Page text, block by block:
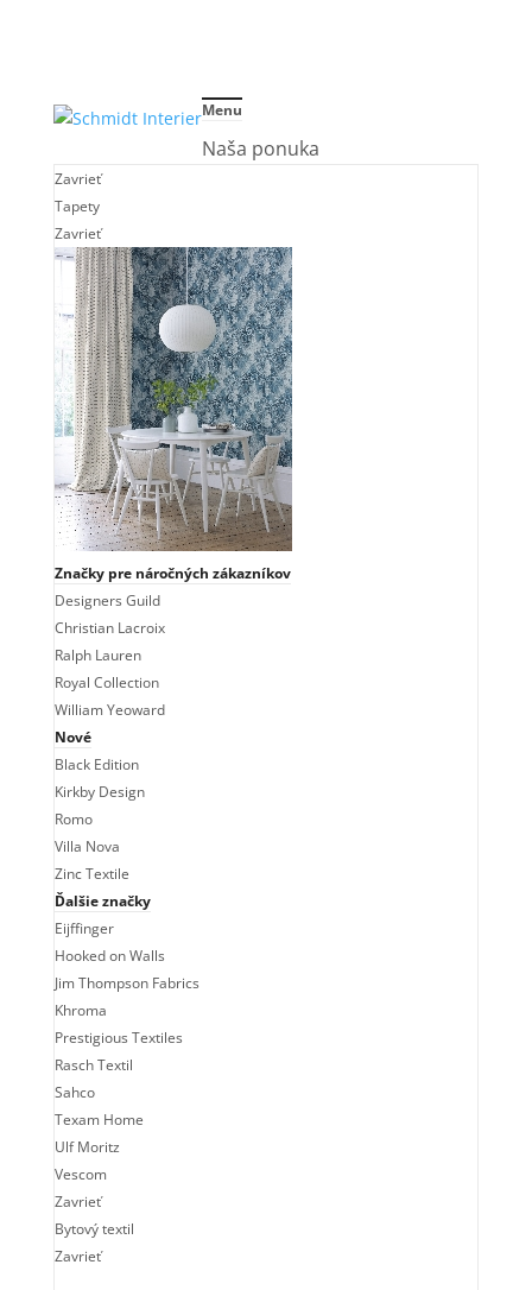
Menu
Naša ponuka
Zavrieť
Tapety
Zavrieť
Značky pre náročných zákazníkov
Designers Guild
Christian Lacroix
Ralph Lauren
Royal Collection
William Yeoward
Nové
Black Edition
Kirkby Design
Romo
Villa Nova
Zinc Textile
Ďalšie značky
Eijffinger
Hooked on Walls
Jim Thompson Fabrics
Khroma
Prestigious Textiles
Rasch Textil
Sahco
Texam Home
Ulf Moritz
Vescom
Zavrieť
Bytový textil
Zavrieť